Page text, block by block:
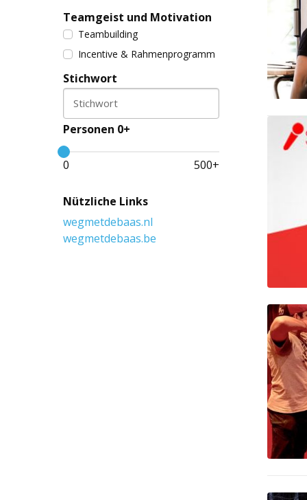
Teamgeist und Motivation
Teambuilding
Incentive & Rahmenprogramm
Stichwort
Stichwort
Personen 0+
0 500+
Nützliche Links
wegmetdebaas.nl
wegmetdebaas.be